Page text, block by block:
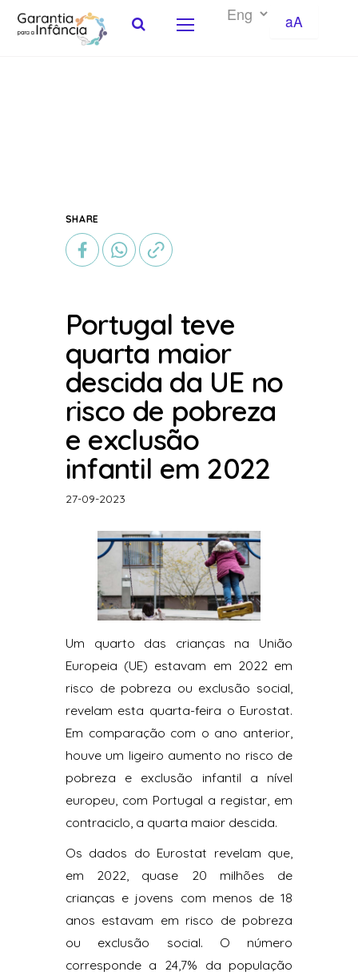
aA
SHARE
Portugal teve
quarta maior
descida da UE no
risco de pobreza
e exclusão
infantil em 2022
27-09-2023
Um quarto das crianças na União
Europeia (UE) estavam em 2022 em
risco de pobreza ou exclusão social,
revelam esta quarta-feira o Eurostat.
Em comparação com o ano anterior,
houve um ligeiro aumento no risco de
pobreza e exclusão infantil a nível
europeu, com Portugal a registar, em
contraciclo, a quarta maior descida.
Os dados do Eurostat revelam que,
em 2022, quase 20 milhões de
crianças e jovens com menos de 18
anos estavam em risco de pobreza
ou exclusão social. O número
corresponde a 24,7% da população